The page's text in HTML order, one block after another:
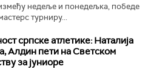
недеље и понедељка, победе
турниру...
српске атлетике: Наталија
Алдин пети на Светском
за јуниоре